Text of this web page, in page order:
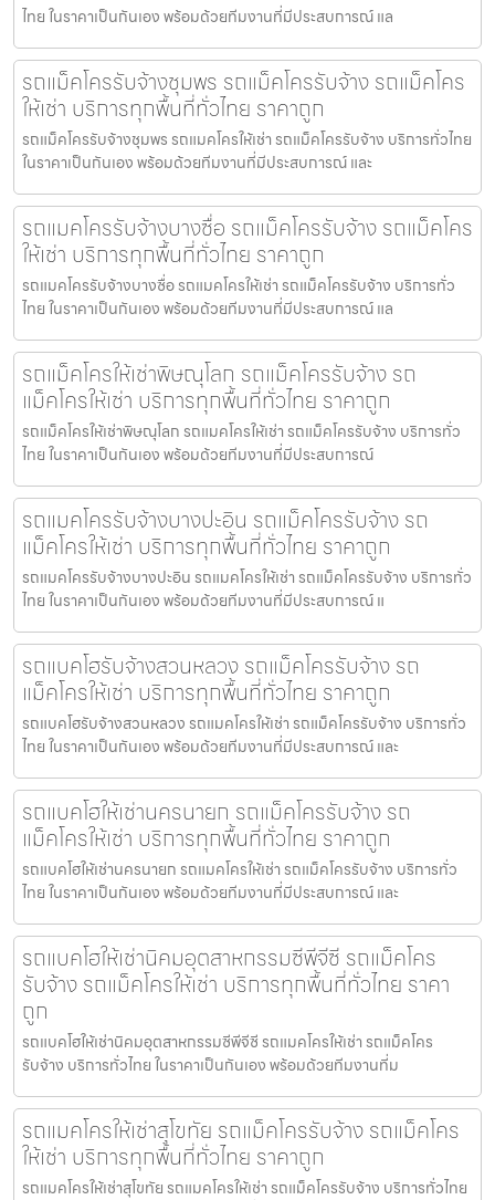
ไทย ในราคาเป็นกันเอง พร้อมด้วยทีมงานที่มีประสบการณ์ แล
รถแม็คโครรับจ้างชุมพร รถแม็คโครรับจ้าง รถแม็คโคร
ให้เช่า บริการทุกพื้นที่ทั่วไทย ราคาถูก
รถแม็คโครรับจ้างชุมพร รถแมคโครให้เช่า รถแม็คโครรับจ้าง บริการทั่วไทย
ในราคาเป็นกันเอง พร้อมด้วยทีมงานที่มีประสบการณ์ และ
รถแมคโครรับจ้างบางซื่อ รถแม็คโครรับจ้าง รถแม็คโคร
ให้เช่า บริการทุกพื้นที่ทั่วไทย ราคาถูก
รถแมคโครรับจ้างบางซื่อ รถแมคโครให้เช่า รถแม็คโครรับจ้าง บริการทั่ว
ไทย ในราคาเป็นกันเอง พร้อมด้วยทีมงานที่มีประสบการณ์ แล
รถแม็คโครให้เช่าพิษณุโลก รถแม็คโครรับจ้าง รถ
แม็คโครให้เช่า บริการทุกพื้นที่ทั่วไทย ราคาถูก
รถแม็คโครให้เช่าพิษณุโลก รถแมคโครให้เช่า รถแม็คโครรับจ้าง บริการทั่ว
ไทย ในราคาเป็นกันเอง พร้อมด้วยทีมงานที่มีประสบการณ์
รถแมคโครรับจ้างบางปะอิน รถแม็คโครรับจ้าง รถ
แม็คโครให้เช่า บริการทุกพื้นที่ทั่วไทย ราคาถูก
รถแมคโครรับจ้างบางปะอิน รถแมคโครให้เช่า รถแม็คโครรับจ้าง บริการทั่ว
ไทย ในราคาเป็นกันเอง พร้อมด้วยทีมงานที่มีประสบการณ์ แ
รถแบคโฮรับจ้างสวนหลวง รถแม็คโครรับจ้าง รถ
แม็คโครให้เช่า บริการทุกพื้นที่ทั่วไทย ราคาถูก
รถแบคโฮรับจ้างสวนหลวง รถแมคโครให้เช่า รถแม็คโครรับจ้าง บริการทั่ว
ไทย ในราคาเป็นกันเอง พร้อมด้วยทีมงานที่มีประสบการณ์ และ
รถแบคโฮให้เช่านครนายก รถแม็คโครรับจ้าง รถ
แม็คโครให้เช่า บริการทุกพื้นที่ทั่วไทย ราคาถูก
รถแบคโฮให้เช่านครนายก รถแมคโครให้เช่า รถแม็คโครรับจ้าง บริการทั่ว
ไทย ในราคาเป็นกันเอง พร้อมด้วยทีมงานที่มีประสบการณ์ และ
รถแบคโฮให้เช่านิคมอุตสาหกรรมซีพีจีซี รถแม็คโคร
รับจ้าง รถแม็คโครให้เช่า บริการทุกพื้นที่ทั่วไทย ราคา
ถูก
รถแบคโฮให้เช่านิคมอุตสาหกรรมซีพีจีซี รถแมคโครให้เช่า รถแม็คโคร
รับจ้าง บริการทั่วไทย ในราคาเป็นกันเอง พร้อมด้วยทีมงานที่ม
รถแมคโครให้เช่าสุโขทัย รถแม็คโครรับจ้าง รถแม็คโคร
ให้เช่า บริการทุกพื้นที่ทั่วไทย ราคาถูก
รถแมคโครให้เช่าสุโขทัย รถแมคโครให้เช่า รถแม็คโครรับจ้าง บริการทั่วไทย